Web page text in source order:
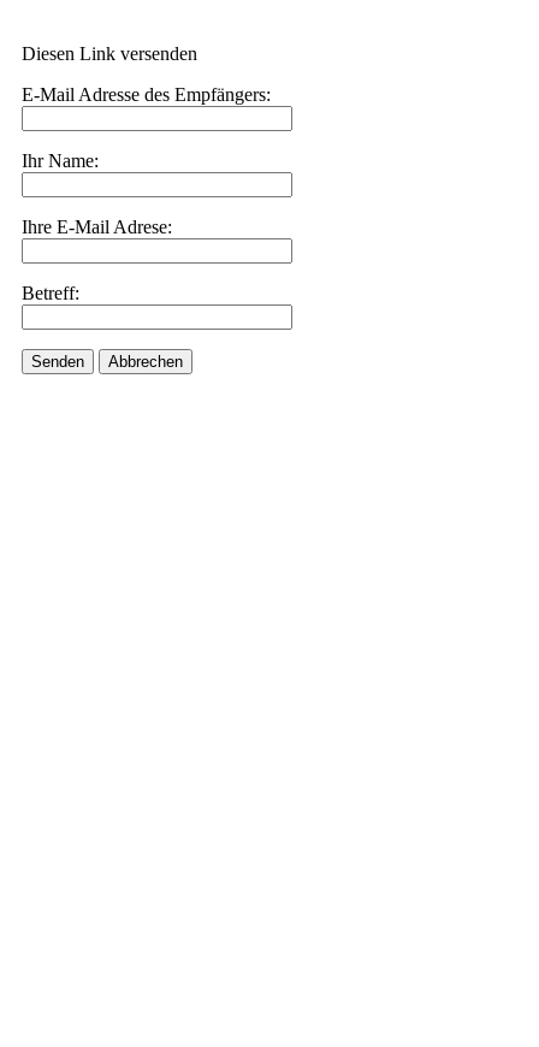
Diesen Link versenden
E-Mail Adresse des Empfängers:
Ihr Name:
Ihre E-Mail Adrese:
Betreff:
Senden Abbrechen